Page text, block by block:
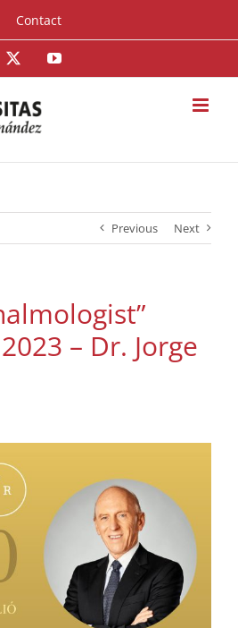
Contact
YouTube
Previous Next
– Dr. Jorge